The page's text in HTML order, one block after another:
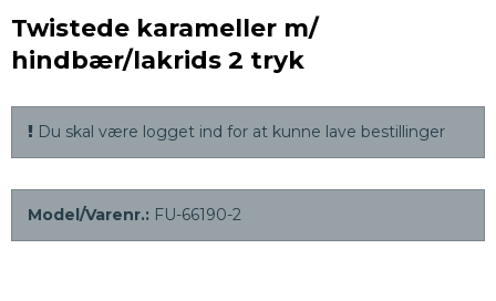
Twistede karameller m/
hindbær/lakrids 2 tryk
Du skal være logget ind for at kunne lave bestillinger
Model/Varenr.: FU-66190-2